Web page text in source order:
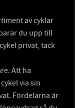
av cyklar
du upp till
privat, tack
Att ha
via sin
Fördelarna är